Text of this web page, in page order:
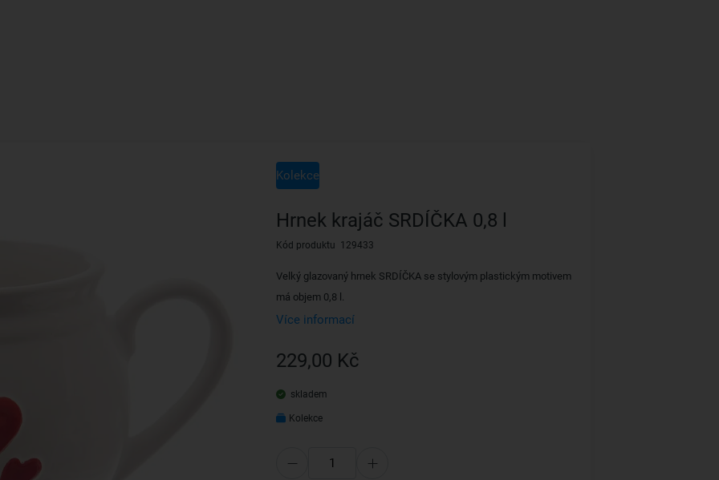
Kolekce
Hrnek krajáč SRDÍČKA 0,8 l
Kód produktu 129433
Velký glazovaný hrnek SRDÍČKA se stylovým plastickým motivem
má objem 0,8 l.
Více informací
229,00 Kč
skladem
Kolekce